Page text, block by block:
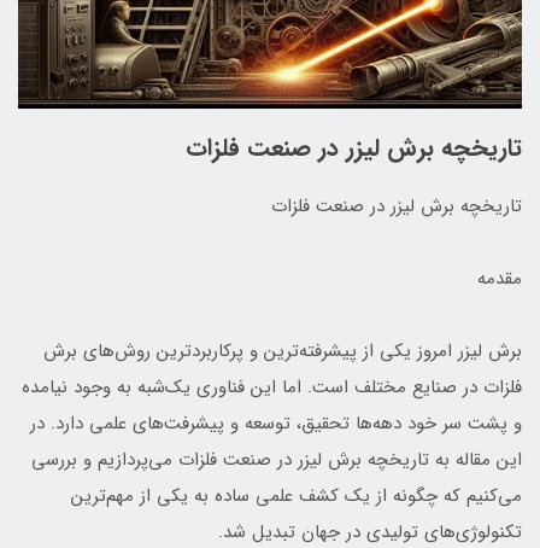
تاریخچه برش لیزر در صنعت فلزات
تاریخچه برش لیزر در صنعت فلزات
مقدمه
برش لیزر امروز یکی از پیشرفته‌ترین و پرکاربردترین روش‌های برش
فلزات در صنایع مختلف است. اما این فناوری یک‌شبه به وجود نیامده
و پشت سر خود دهه‌ها تحقیق، توسعه و پیشرفت‌های علمی دارد. در
این مقاله به تاریخچه برش لیزر در صنعت فلزات می‌پردازیم و بررسی
می‌کنیم که چگونه از یک کشف علمی ساده به یکی از مهم‌ترین
تکنولوژی‌های تولیدی در جهان تبدیل شد.